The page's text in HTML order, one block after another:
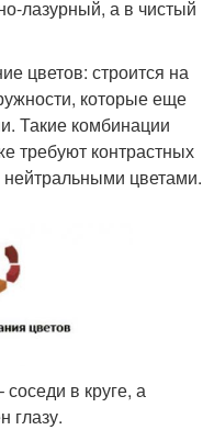
лазурный, а в чистый
цветов: строится на
которые еще
Такие комбинации
требуют контрастных
цветами.
в круге, а
глазу.